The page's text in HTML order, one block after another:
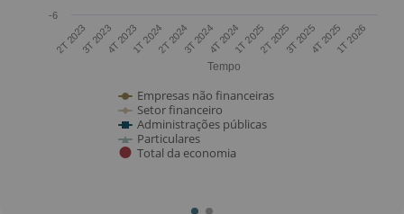
Tempo
2T 20233T 20234T 20231T 20242T 20243T 20244T 20241T 20252T 20253T 20254T 20251T 2026
-6
Empresas não financeiras
Setor financeiro
Administrações públicas
Particulares
Total da economia